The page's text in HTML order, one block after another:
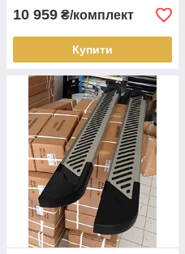
10 959 ₴/комплект
Купити